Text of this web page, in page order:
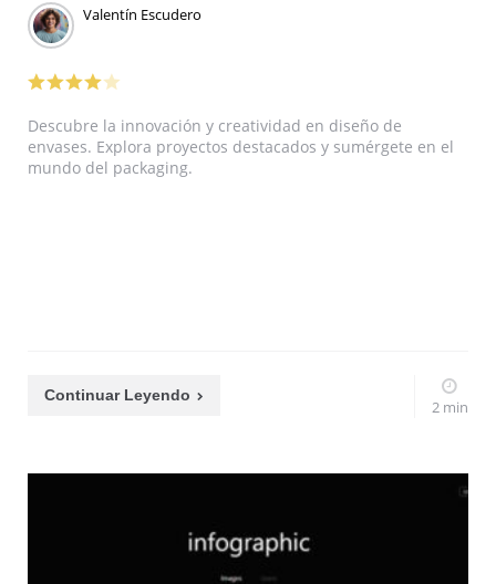
Valentín Escudero
Descubre la innovación y creatividad en diseño de
envases. Explora proyectos destacados y sumérgete en el
mundo del packaging.
Continuar Leyendo
2 min